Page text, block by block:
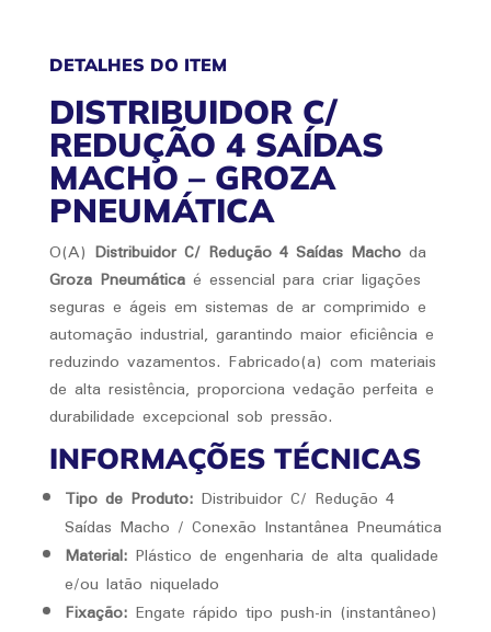
DETALHES DO ITEM
DISTRIBUIDOR C/
REDUÇÃO 4 SAÍDAS
MACHO – GROZA
PNEUMÁTICA
O(A) Distribuidor C/ Redução 4 Saídas Machoda
Groza Pneumáticaé essencial para criar ligações
seguras e ágeis em sistemas de ar comprimido e
automação industrial, garantindo maior eficiência e
reduzindo vazamentos. Fabricado(a) com materiais
de alta resistência, proporciona vedação perfeita e
durabilidade excepcional sob pressão.
INFORMAÇÕES TÉCNICAS
Tipo de Produto:Distribuidor C/ Redução 4
Saídas Macho / Conexão Instantânea Pneumática
Material:Plástico de engenharia de alta qualidade
e/ou latão niquelado
Fixação:Engate rápido tipo push-in (instantâneo)